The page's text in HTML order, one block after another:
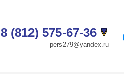
8 (812) 575-67-36
pers279@yandex.ru